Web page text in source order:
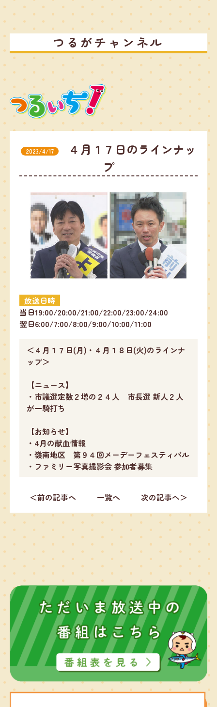
つるがチャンネル
2023/4/17
４月１７日のラインナッ
プ
放送日時
当日19:00/20:00/21:00/22:00/23:00/24:00
翌日6:00/7:00/8:00/9:00/10:00/11:00
＜４月１７日(月)・４月１８日(火)のラインナ
ップ＞
【ニュース】
・市議選定数２増の２４人 市長選 新人２人
が一騎打ち
【お知らせ】
・4月の献血情報
・嶺南地区 第９４回メーデーフェスティバル
・ファミリー写真撮影会 参加者募集
＜前の記事へ 一覧へ 次の記事へ＞